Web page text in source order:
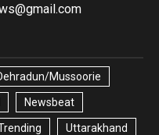
Mussoorie
Newsbeat
Uttarakhand